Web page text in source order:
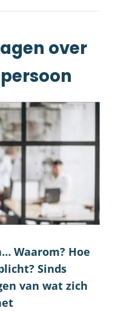
over
Waarom? Hoe
Sinds
van wat zich